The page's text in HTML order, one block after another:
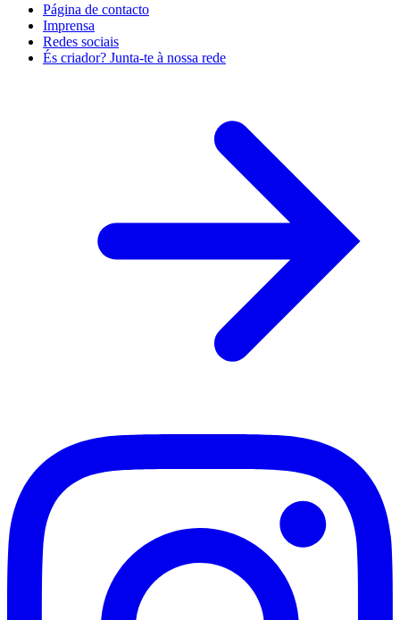
Página de contacto
Imprensa
Redes sociais
És criador? Junta-te à nossa rede